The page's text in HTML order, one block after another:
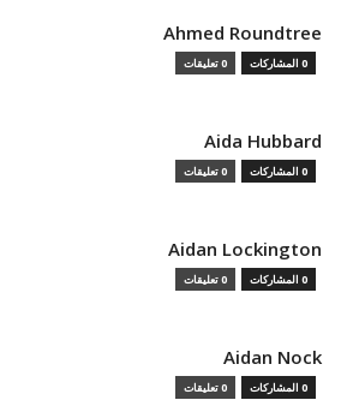
Ahmed Roundtree
0 المشاركات 0 تعليقات
Aida Hubbard
0 المشاركات 0 تعليقات
Aidan Lockington
0 المشاركات 0 تعليقات
Aidan Nock
0 المشاركات 0 تعليقات